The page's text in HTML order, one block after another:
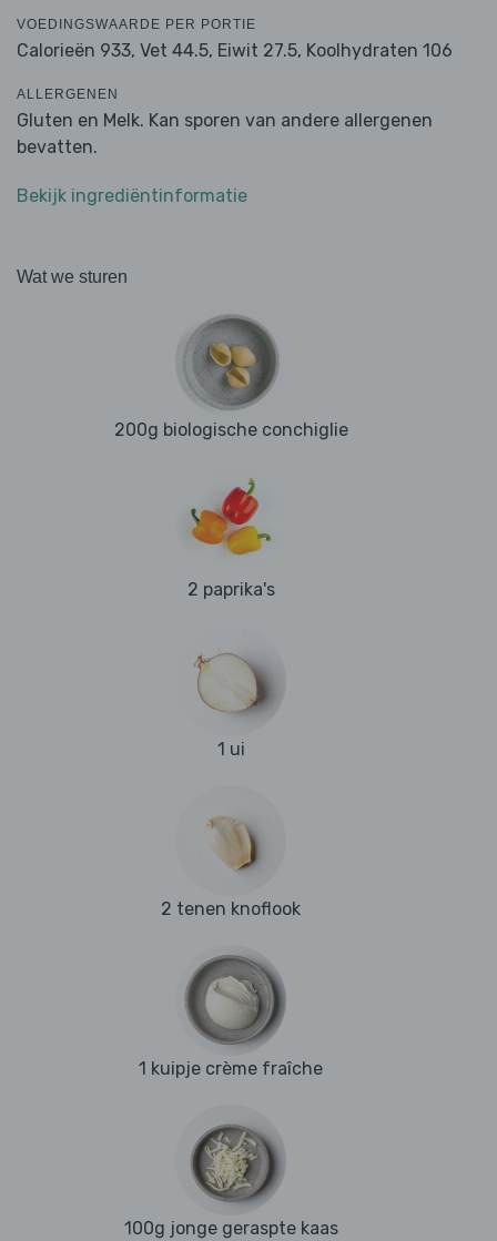
VOEDINGSWAARDE PER PORTIE
Calorieën 933, Vet 44.5, Eiwit 27.5, Koolhydraten 106
ALLERGENEN
Gluten en Melk. Kan sporen van andere allergenen
bevatten.
Bekijk ingrediëntinformatie
Wat we sturen
200g biologische conchiglie
2 paprika's
1 ui
2 tenen knoflook
1 kuipje crème fraîche
100g jonge geraspte kaas